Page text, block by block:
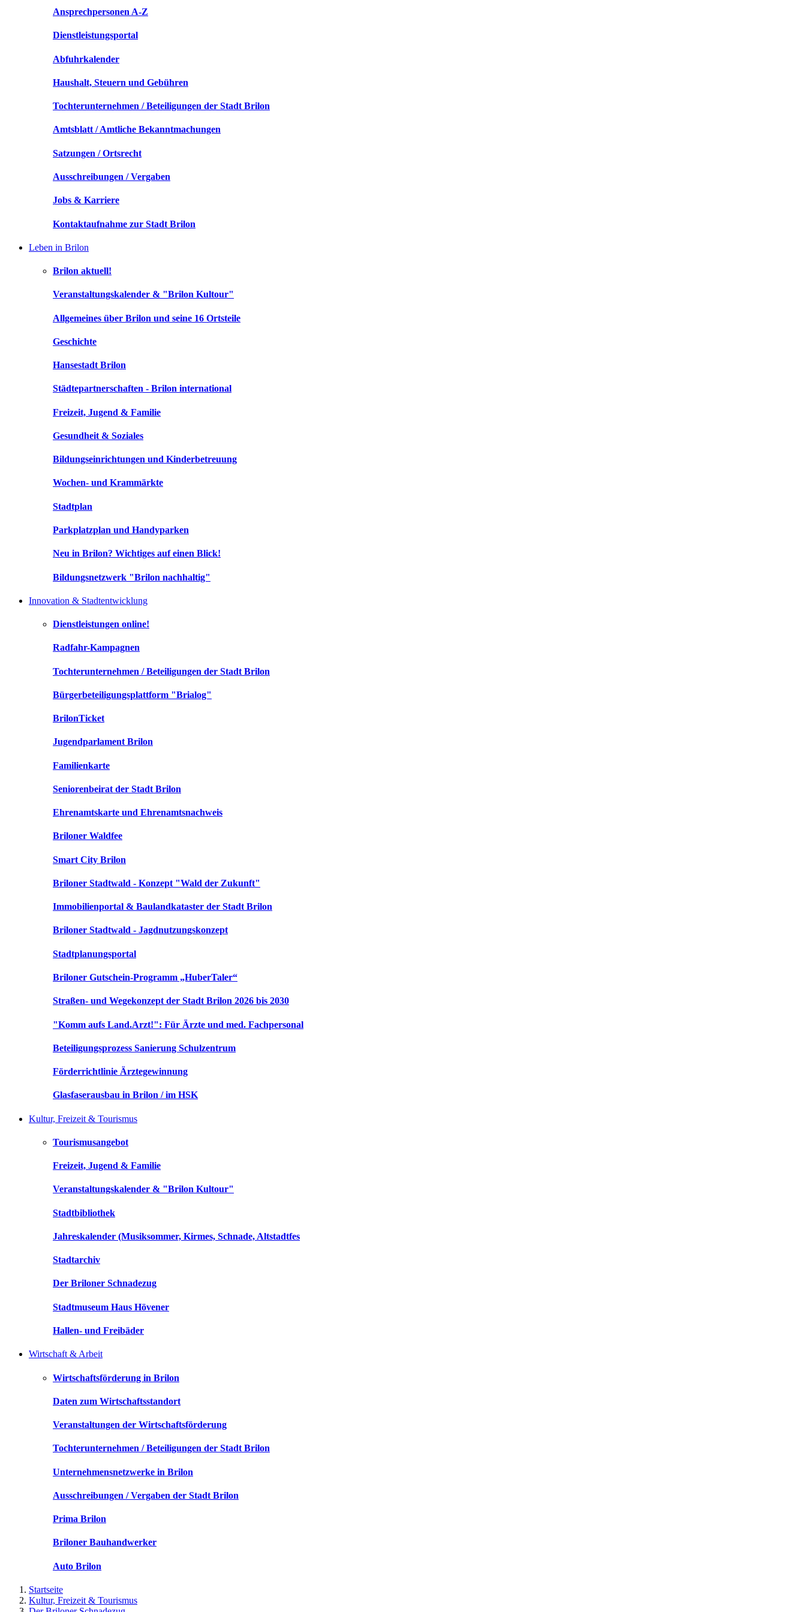
Ansprechpersonen A-Z
Dienstleistungsportal
Abfuhrkalender
Haushalt, Steuern und Gebühren
Tochterunternehmen / Beteiligungen der Stadt Brilon
Amtsblatt / Amtliche Bekanntmachungen
Satzungen / Ortsrecht
Ausschreibungen / Vergaben
Jobs & Karriere
Kontaktaufnahme zur Stadt Brilon
Leben in Brilon
Brilon aktuell!
Veranstaltungskalender & "Brilon Kultour"
Allgemeines über Brilon und seine 16 Ortsteile
Geschichte
Hansestadt Brilon
Städtepartnerschaften - Brilon international
Freizeit, Jugend & Familie
Gesundheit & Soziales
Bildungseinrichtungen und Kinderbetreuung
Wochen- und Krammärkte
Stadtplan
Parkplatzplan und Handyparken
Neu in Brilon? Wichtiges auf einen Blick!
Bildungsnetzwerk "Brilon nachhaltig"
Innovation & Stadtentwicklung
Dienstleistungen online!
Radfahr-Kampagnen
Tochterunternehmen / Beteiligungen der Stadt Brilon
Bürgerbeteiligungsplattform "Brialog"
BrilonTicket
Jugendparlament Brilon
Familienkarte
Seniorenbeirat der Stadt Brilon
Ehrenamtskarte und Ehrenamtsnachweis
Briloner Waldfee
Smart City Brilon
Briloner Stadtwald - Konzept "Wald der Zukunft"
Immobilienportal & Baulandkataster der Stadt Brilon
Briloner Stadtwald - Jagdnutzungskonzept
Stadtplanungsportal
Briloner Gutschein-Programm „HuberTaler“
Straßen- und Wegekonzept der Stadt Brilon 2026 bis 2030
"Komm aufs Land.Arzt!": Für Ärzte und med. Fachpersonal
Beteiligungsprozess Sanierung Schulzentrum
Förderrichtlinie Ärztegewinnung
Glasfaserausbau in Brilon / im HSK
Kultur, Freizeit & Tourismus
Tourismusangebot
Freizeit, Jugend & Familie
Veranstaltungskalender & "Brilon Kultour"
Stadtbibliothek
Jahreskalender (Musiksommer, Kirmes, Schnade, Altstadtfes
Stadtarchiv
Der Briloner Schnadezug
Stadtmuseum Haus Hövener
Hallen- und Freibäder
Wirtschaft & Arbeit
Wirtschaftsförderung in Brilon
Daten zum Wirtschaftsstandort
Veranstaltungen der Wirtschaftsförderung
Tochterunternehmen / Beteiligungen der Stadt Brilon
Unternehmensnetzwerke in Brilon
Ausschreibungen / Vergaben der Stadt Brilon
Prima Brilon
Briloner Bauhandwerker
Auto Brilon
Startseite
Kultur, Freizeit & Tourismus